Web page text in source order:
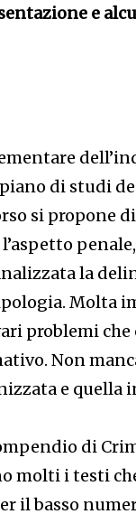
e
di studi
si propone
la
Molta
problemi
Non
e quella
di
molti i testi
il basso